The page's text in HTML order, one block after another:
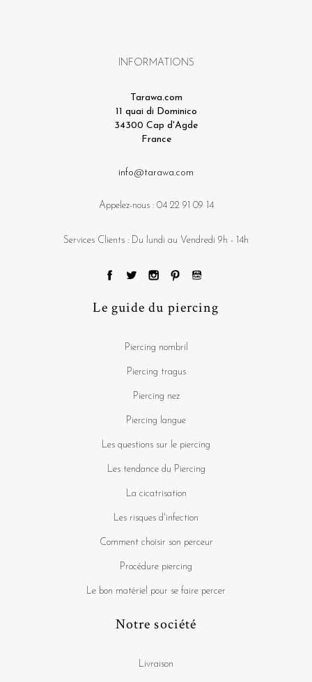
INFORMATIONS
Tarawa.com
11 quai di Dominico
34300 Cap d'Agde
France
info@tarawa.com
Appelez-nous : 04 22 91 09 14
Services Clients : Du lundi au Vendredi 9h - 14h
Le guide du piercing
Piercing nombril
Piercing tragus
Piercing nez
Piercing langue
Les questions sur le piercing
Les tendance du Piercing
La cicatrisation
Les risques d'infection
Comment choisir son perceur
Procédure piercing
Le bon matériel pour se faire percer
Notre société
Livraison